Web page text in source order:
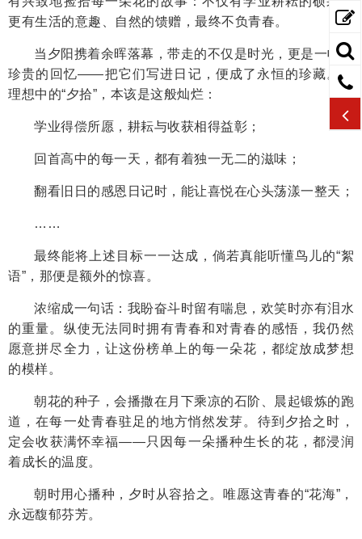
更有生活的意趣、自然的馈赠，最终不负青春。
当夕阳携着余晖落幕，带走的不仅是时光，更是一帧帧
珍贵的回忆——把它们写进日记，便成了永恒的珍藏。我
理想中的“夕拾”，本该是这般灿烂：
学业得偿所愿，耕耘与收获相得益彰；
回首高中的每一天，都有着独一无二的滋味；
翻看旧日的感恩日记时，能让喜悦在心头荡漾一整天；
……
最终能将上述目标一一达成，倘若真能听懂鸟儿的“絮
语”，那便是额外的惊喜。
浓缩成一句话：我盼奋斗时留有喘息，欢笑时亦有泪水
的重量。纵使无法同时拥有青春和对青春的感悟，我仍然
愿意拼尽全力，让这份榜单上的每一朵花，都绽放成梦想
的模样。
朝花的种子，会播撒在月下乘凉的石阶、晨起锻炼的跑
道，在每一处青春驻足的地方悄然发芽。待到夕拾之时，
定会收获满怀幸福——只因每一朵播种生长的花，都浸润
着成长的温度。
朝时用心播种，夕时从容拾之。唯愿这青春的“花海”，
永远馥郁芬芳。